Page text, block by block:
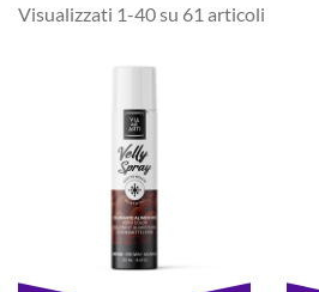
Visualizzati 1-40 su 61 articoli